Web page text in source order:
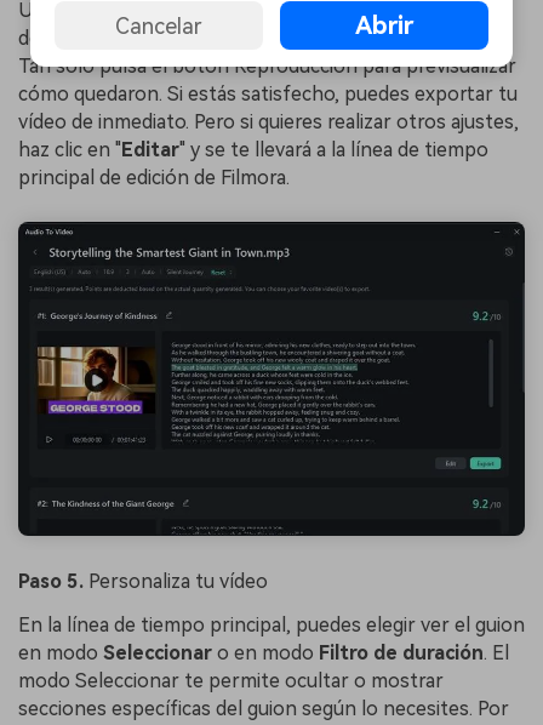
Una vez que tu vídeo esté listo, verás de 1 a 3 opciones
de vídeo generadas por IA junto con sus calificaciones.
Tan solo pulsa el botón Reproducción para previsualizar
cómo quedaron. Si estás satisfecho, puedes exportar tu
vídeo de inmediato. Pero si quieres realizar otros ajustes,
haz clic en "Editar" y se te llevará a la línea de tiempo
principal de edición de Filmora.
Paso 5. Personaliza tu vídeo
En la línea de tiempo principal, puedes elegir ver el guion
en modo Seleccionar o en modo Filtro de duración. El
modo Seleccionar te permite ocultar o mostrar
secciones específicas del guion según lo necesites. Por
Cancelar Abrir